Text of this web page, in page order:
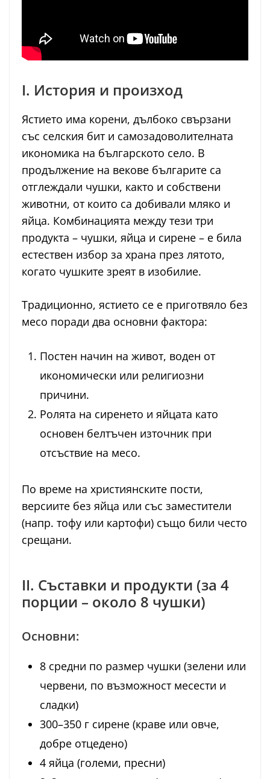
I. История и произход
Ястието има корени, дълбоко свързани
със селския бит и самозадоволителната
икономика на българското село. В
продължение на векове българите са
отглеждали чушки, както и собствени
животни, от които са добивали мляко и
яйца. Комбинацията между тези три
продукта – чушки, яйца и сирене – е била
естествен избор за храна през лятото,
когато чушките зреят в изобилие.
Традиционно, ястието се е приготвяло без
месо поради два основни фактора:
Постен начин на живот, воден от
икономически или религиозни
причини.
Ролята на сиренето и яйцата като
основен белтъчен източник при
отсъствие на месо.
По време на християнските пости,
версиите без яйца или със заместители
(напр. тофу или картофи) също били често
срещани.
II. Съставки и продукти (за 4
порции – около 8 чушки)
Основни:
8 средни по размер чушки (зелени или
червени, по възможност месести и
сладки)
300–350 г сирене (краве или овче,
добре отцедено)
4 яйца (големи, пресни)